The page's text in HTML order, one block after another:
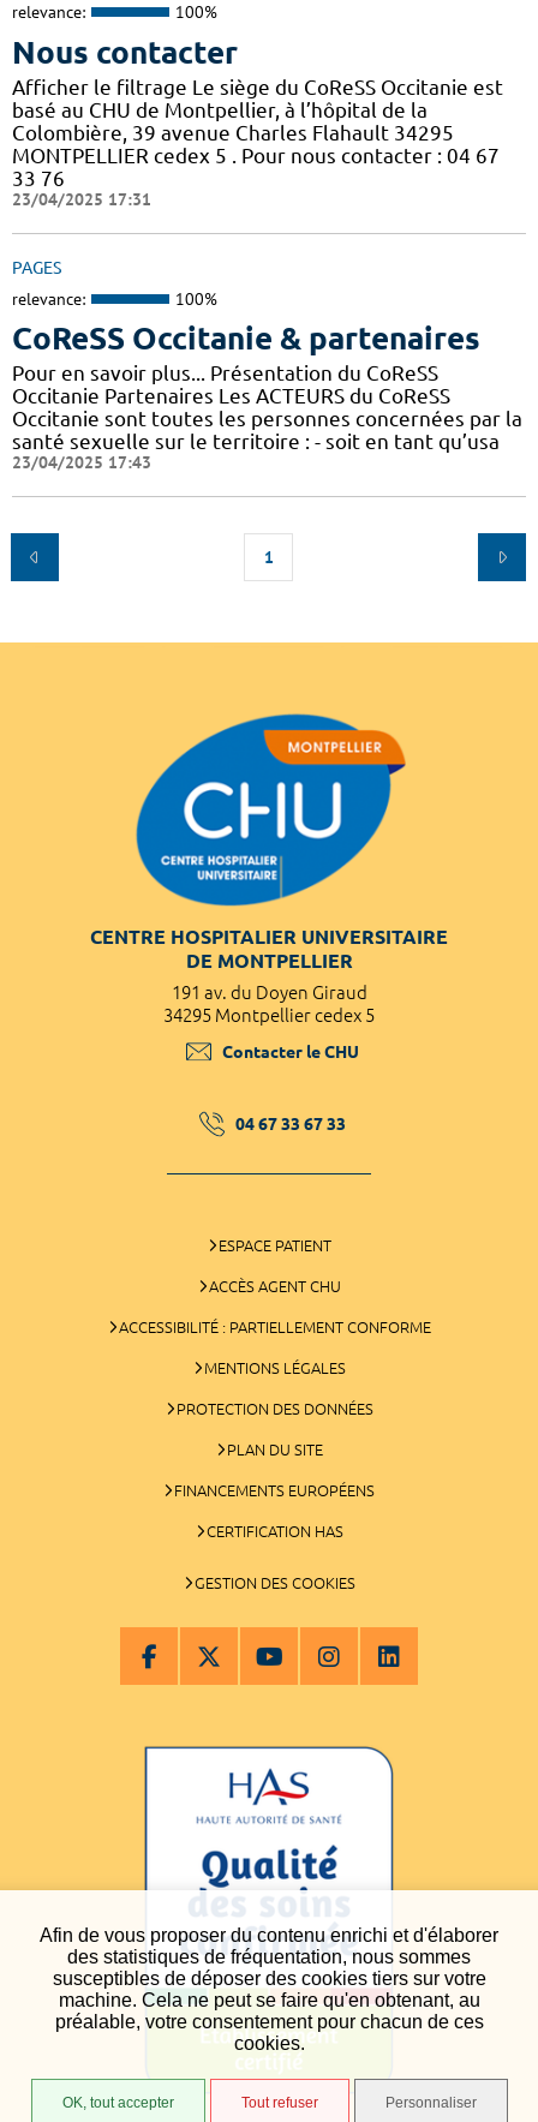
Afin de vous proposer du contenu enrichi et d'élaborer
des statistiques de fréquentation, nous sommes
susceptibles de déposer des cookies tiers sur votre
machine. Cela ne peut se faire qu'en obtenant, au
préalable, votre consentement pour chacun de ces
cookies.
OK, tout accepter Tout refuser Personnaliser
relevance: 100%
Nous contacter
Afficher le filtrage Le siège du CoReSS Occitanie est
basé au CHU de Montpellier, à l’hôpital de la
Colombière, 39 avenue Charles Flahault 34295
MONTPELLIER cedex 5 . Pour nous contacter : 04 67
33 76
23/04/2025 17:31
PAGES
relevance: 100%
CoReSS Occitanie & partenaires
Pour en savoir plus... Présentation du CoReSS
Occitanie Partenaires Les ACTEURS du CoReSS
Occitanie sont toutes les personnes concernées par la
santé sexuelle sur le territoire : - soit en tant qu’usa
23/04/2025 17:43
1
CENTRE HOSPITALIER UNIVERSITAIRE
DE MONTPELLIER
191 av. du Doyen Giraud
34295 Montpellier cedex 5
Contacter le CHU
04 67 33 67 33
ESPACE PATIENT
ACCÈS AGENT CHU
ACCESSIBILITÉ : PARTIELLEMENT CONFORME
MENTIONS LÉGALES
PROTECTION DES DONNÉES
PLAN DU SITE
FINANCEMENTS EUROPÉENS
CERTIFICATION HAS
GESTION DES COOKIES